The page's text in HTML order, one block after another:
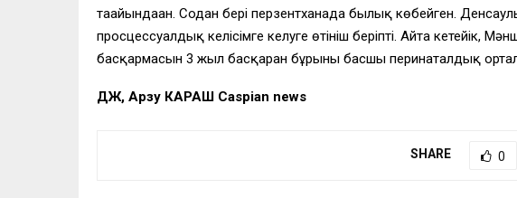
тағайындаған. Содан бері перзентханада былық көбейген.
просцессуалдық келісімге келуге өтініш беріпті. Айта
басқармасын 3 жыл басқарған бұрынғы басшы перинаталдық
ДЖ, Арзу КАРАШ Caspian news
SHARE 0